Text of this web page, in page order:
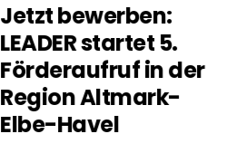
Jetzt bewerben:
LEADER startet 5.
Förderaufruf in der
Region Altmark-
Elbe-Havel